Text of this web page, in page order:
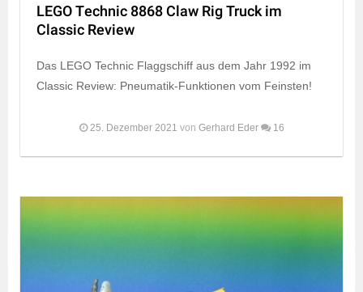
LEGO Technic 8868 Claw Rig Truck im
Classic Review
Das LEGO Technic Flaggschiff aus dem Jahr 1992 im
Classic Review: Pneumatik-Funktionen vom Feinsten!
25. Dezember 2021 von Gerhard Eder 16